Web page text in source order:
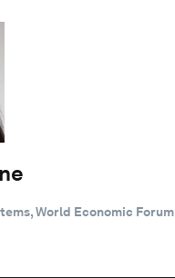
World Economic Forum